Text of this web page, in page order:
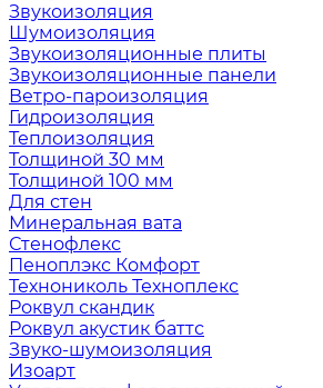
Звукоизоляция
Шумоизоляция
Звукоизоляционные плиты
Звукоизоляционные панели
Ветро-пароизоляция
Гидроизоляция
Теплоизоляция
Толщиной 30 мм
Толщиной 100 мм
Для стен
Минеральная вата
Стенофлекс
Пеноплэкс Комфорт
Технониколь Техноплекс
Роквул скандик
Роквул акустик баттс
Звуко-шумоизоляция
Изоарт